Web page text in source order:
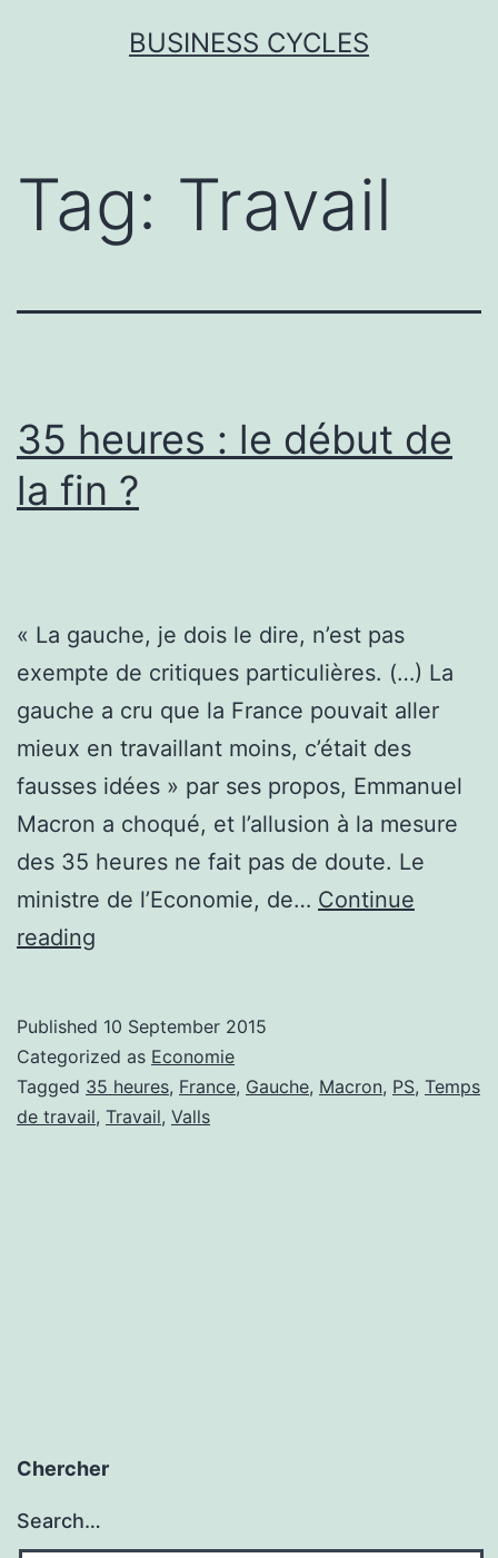
BUSINESS CYCLES
Tag: Travail
35 heures : le début de
la fin ?
« La gauche, je dois le dire, n’est pas
exempte de critiques particulières. (…) La
gauche a cru que la France pouvait aller
mieux en travaillant moins, c’était des
fausses idées » par ses propos, Emmanuel
Macron a choqué, et l’allusion à la mesure
des 35 heures ne fait pas de doute. Le
ministre de l’Economie, de… Continue
reading
le
début
de
Published 10 September 2015
Categorized as Economie
Tagged 35 heures, France, Gauche, Macron, PS, Temps
de travail, Travail, Valls
Chercher
Search…